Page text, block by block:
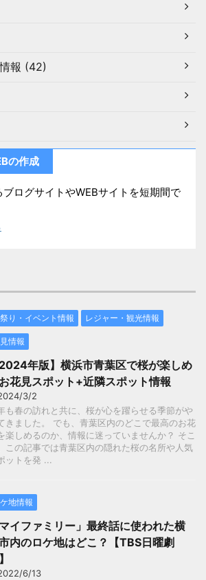
報 (42)
の作成
ログサイトやWEBサイトを短期間で
り・イベント情報 レジャー・観光情報
情報
2024年版】横浜市青葉区で桜が楽しめ
花見スポット+近隣スポット情報
3/2
も春の訪れと共に、桜が心を躍らせる季節がや
きました。 でも、青葉区内のどこで最高のお花
楽しめるのか、情報に迷っていませんか？ そこ
この記事では青葉区内の隠れた桜の名所や人気
ットを発 ...
地情報
マイファミリー」最終話に使われた横
内のロケ地はどこ？【TBS日曜劇
6/13